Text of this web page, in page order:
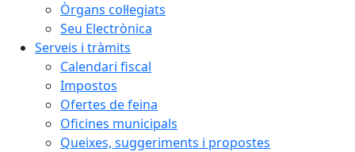
Òrgans col·legiats
Seu Electrònica
Serveis i tràmits
Calendari fiscal
Impostos
Ofertes de feina
Oficines municipals
Queixes, suggeriments i propostes